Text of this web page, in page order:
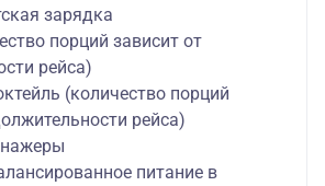
зарядка
порций зависит от
рейса)
(количество порций
рейса)
питание в